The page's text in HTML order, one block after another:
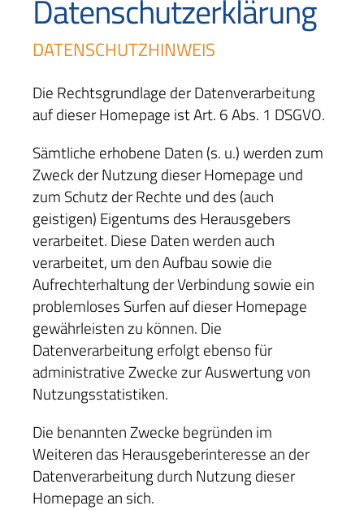
Datenschutzerklärung
DATENSCHUTZHINWEIS
Die Rechtsgrundlage der Datenverarbeitung
auf dieser Homepage ist Art. 6 Abs. 1 DSGVO.
Sämtliche erhobene Daten (s. u.) werden zum
Zweck der Nutzung dieser Homepage und
zum Schutz der Rechte und des (auch
geistigen) Eigentums des Herausgebers
verarbeitet. Diese Daten werden auch
verarbeitet, um den Aufbau sowie die
Aufrechterhaltung der Verbindung sowie ein
problemloses Surfen auf dieser Homepage
gewährleisten zu können. Die
Datenverarbeitung erfolgt ebenso für
administrative Zwecke zur Auswertung von
Nutzungsstatistiken.
Die benannten Zwecke begründen im
Weiteren das Herausgeberinteresse an der
Datenverarbeitung durch Nutzung dieser
Homepage an sich.